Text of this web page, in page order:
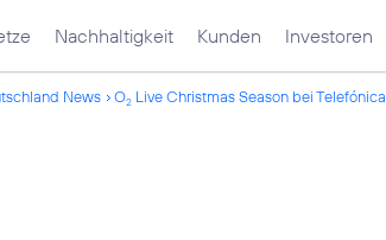
Nachhaltigkeit Kunden Investoren
News O2 Live Christmas Season bei Telefónica